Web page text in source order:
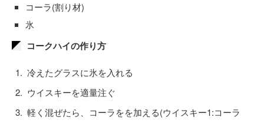
コーラ(割り材)
氷
コークハイの作り方
冷えたグラスに氷を入れる
ウイスキーを適量注ぐ
軽く混ぜたら、コーラをを加える(ウイスキー1:コーラ